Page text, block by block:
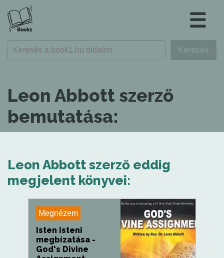
☰
Leon Abbott szerző
bemutatása:
Leon Abbott szerző eddig
megjelent könyvei:
Megnézem
Isten isteni
megbízatása -
God's Divine